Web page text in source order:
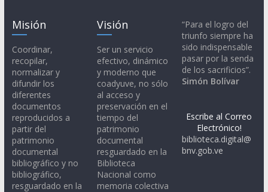
Misión
Coordinar,
recopilar,
normalizar y
difundir los
diferentes
documentos
reproducidos a
partir del
patrimonio
documental
bibliográfico y no
bibliográfico,
resguardado en la
Visión
Ser un servicio
efectivo, dinámico
y moderno que
coadyuve, no sólo
al acceso y
preservación en el
tiempo del
patrimonio
documental
resguardado en la
Biblioteca
Nacional como
memoria colectiva
“Para el logro del
triunfo siempre ha
sido indispensable
pasar por la senda
de los sacrificios”.
Simón Bolívar
Escribe al Correo
Electrónico!
biblioteca.digital@
bnv.gob.ve